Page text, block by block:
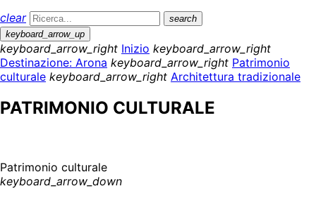
clear
search
keyboard_arrow_up
keyboard_arrow_right Inizio keyboard_arrow_right
Destinazione: Arona keyboard_arrow_right Patrimonio
culturale keyboard_arrow_right Architettura tradizionale
PATRIMONIO CULTURALE
Patrimonio culturale
keyboard_arrow_down